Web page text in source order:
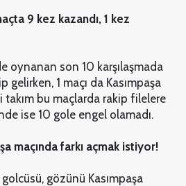
9 kez kazandı, 1 kez
oynanan son 10 karşılaşmada
gelirken, 1 maçı da Kasımpaşa
takım bu maçlarda rakip filelere
ise 10 gole engel olamadı.
maçında farkı açmak istiyor!
gözünü Kasımpaşa